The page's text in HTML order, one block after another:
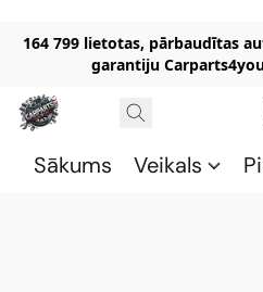
164 799 lietotas, pārbaudītas
garantiju
Sākums Veikals